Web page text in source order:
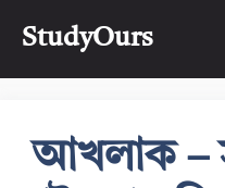
StudyOurs
আখলাক –